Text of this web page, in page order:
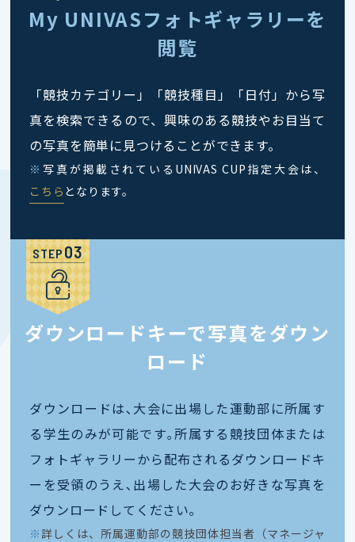
My UNIVASフォトギャラリーを
閲覧
「競技カテゴリー」「競技種目」「日付」から写
真を検索できるので、興味のある競技やお目当て
の写真を簡単に見つけることができます。
※ 写真が掲載されているUNIVAS CUP指定大会は、
こちら となります。
STEP
ダウンロードキーで写真をダウン
ロード
ダウンロードは､大会に出場した運動部に所属す
る学生のみが可能です｡所属する競技団体または
フォトギャラリーから配布されるダウンロードキ
ーを受領のうえ､出場した大会のお好きな写真を
ダウンロードしてください｡
※ 詳しくは、所属運動部の競技団体担当者（マネージャ